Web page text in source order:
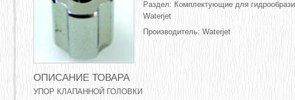
Раздел: Комплектующие для
Waterjet
Производитель: Waterjet
ОПИСАНИЕ ТОВАРА
УПОР КЛАПАННОЙ ГОЛОВКИ